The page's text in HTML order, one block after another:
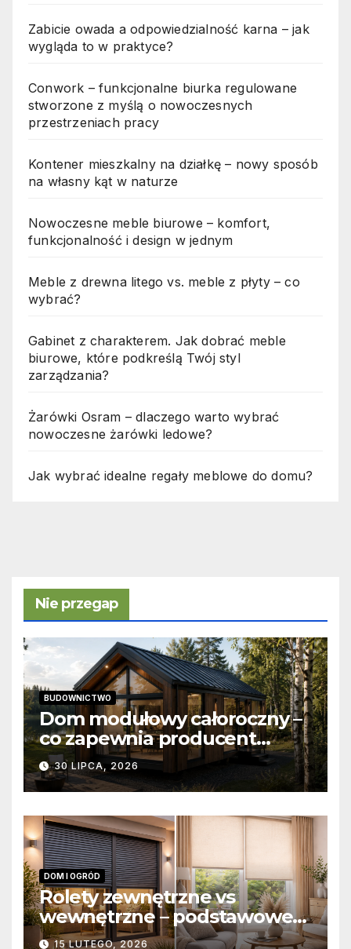
Zabicie owada a odpowiedzialność karna – jak
wygląda to w praktyce?
Conwork – funkcjonalne biurka regulowane
stworzone z myślą o nowoczesnych
przestrzeniach pracy
Kontener mieszkalny na działkę – nowy sposób
na własny kąt w naturze
Nowoczesne meble biurowe – komfort,
funkcjonalność i design w jednym
Meble z drewna litego vs. meble z płyty – co
wybrać?
Gabinet z charakterem. Jak dobrać meble
biurowe, które podkreślą Twój styl
zarządzania?
Żarówki Osram – dlaczego warto wybrać
nowoczesne żarówki ledowe?
Jak wybrać idealne regały meblowe do domu?
Nie przegap
BUDOWNICTWO
Dom modułowy całoroczny –
co zapewnia producent
domów modułowych?
30 LIPCA, 2026
DOM I OGRÓD
Rolety zewnętrzne vs
wewnętrzne – podstawowe
różnice konstrukcyjne i
15 LUTEGO, 2026